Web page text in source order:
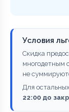
Условия
Скидка
многодетным
не
Для
22:00 до